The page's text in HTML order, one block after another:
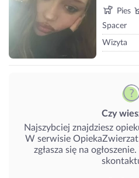
Pies
Spacer
Wizyta
Czy
Najszybciej znajdziesz
W serwisie
zgłasza się na